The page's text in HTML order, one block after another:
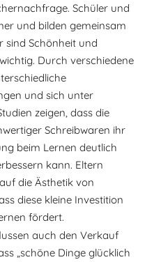
Schüler und
und bilden gemeinsam
sind Schönheit und
Durch verschiedene
und sich unter
zeigen, dass die
Schreibwaren ihr
beim Lernen deutlich
kann. Eltern
die Ästhetik von
diese kleine Investition
fördert.
auch den Verkauf
„schöne Dinge glücklich